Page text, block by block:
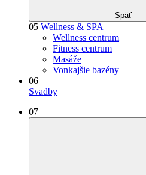
Späť
05 Wellness & SPA
Wellness centrum
Fitness centrum
Masáže
Vonkajšie bazény
06
Svadby
07